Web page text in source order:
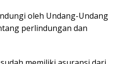
oleh Undang-Undang
perlindungan dan